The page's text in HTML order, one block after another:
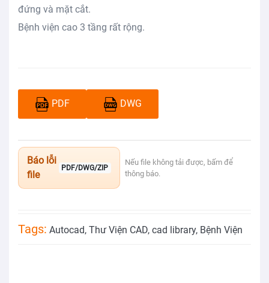
đứng và mặt cắt.
Bệnh viện cao 3 tầng rất rộng.
PDF DWG
Báo lỗi
file
PDF/DWG/ZIP
Nếu file không tải được, bấm để
thông báo.
Tags: Autocad, Thư Viện CAD, cad library, Bệnh Viện